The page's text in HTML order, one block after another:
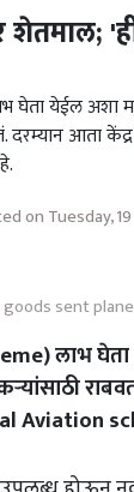
येईल अशा
आता
on Tuesday,
sent plane
लाभ घेता
Aviation